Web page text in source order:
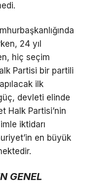
24 yıl
hiç seçim
Partisi bir partili
ilk
devleti elinde
Halk Partisi’nin
iktidarı
en büyük
GENEL